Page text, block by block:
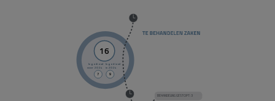
BEHANDELING GESTOPT: 3
16
7 9
Ingediend
voor 2024
Ingediend
in 2024